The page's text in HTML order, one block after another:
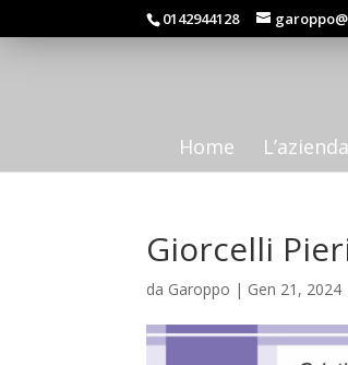
0142944128
Home L’azienda
Giorcelli
da Garoppo | Gen 21, 2024